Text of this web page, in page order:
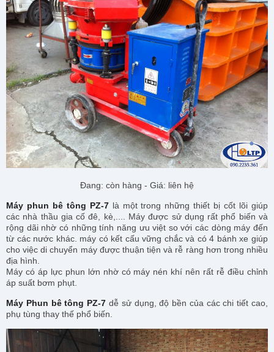
Đang: còn hàng - Giá: liên hệ
Máy phun bê tông PZ-7là một trong những thiết bị cốt lõi giúp
các nhà thầu gia cố đê, kè,.... Máy được sử dụng rất phổ biến và
rộng dãi nhờ có những tính năng ưu việt so với các dòng máy đến
từ các nước khác. máy có kết cấu vững chắc và có 4 bánh xe giúp
cho việc di chuyển máy được thuận tiện và rễ ràng hơn trong nhiều
địa hình.
Máy có áp lực phun lớn nhờ có máy nén khí nên rất rễ điều chỉnh
áp suất bơm phụt.
Máy Phun bê tông PZ-7 dễ sử dụng, độ bền của các chi tiết cao,
phụ tùng thay thế phổ biến.